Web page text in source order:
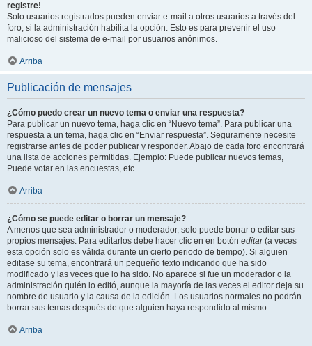
registre!
Solo usuarios registrados pueden enviar e-mail a otros usuarios a través del
foro, si la administración habilita la opción. Esto es para prevenir el uso
malicioso del sistema de e-mail por usuarios anónimos.
Arriba
Publicación de mensajes
¿Cómo puedo crear un nuevo tema o enviar una respuesta?
Para publicar un nuevo tema, haga clic en “Nuevo tema”. Para publicar una
respuesta a un tema, haga clic en “Enviar respuesta”. Seguramente necesite
registrarse antes de poder publicar y responder. Abajo de cada foro encontrará
una lista de acciones permitidas. Ejemplo: Puede publicar nuevos temas,
Puede votar en las encuestas, etc.
Arriba
¿Cómo se puede editar o borrar un mensaje?
A menos que sea administrador o moderador, solo puede borrar o editar sus
propios mensajes. Para editarlos debe hacer clic en en botón editar(a veces
esta opción solo es válida durante un cierto periodo de tiempo). Si alguien
editase su tema, encontrará un pequeño texto indicando que ha sido
modificado y las veces que lo ha sido. No aparece si fue un moderador o la
administración quién lo editó, aunque la mayoría de las veces el editor deja su
nombre de usuario y la causa de la edición. Los usuarios normales no podrán
borrar sus temas después de que alguien haya respondido al mismo.
Arriba